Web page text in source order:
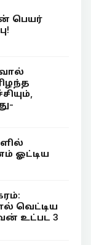
பெயர்
ஓட்டிய
வெட்டிய
உட்பட 3